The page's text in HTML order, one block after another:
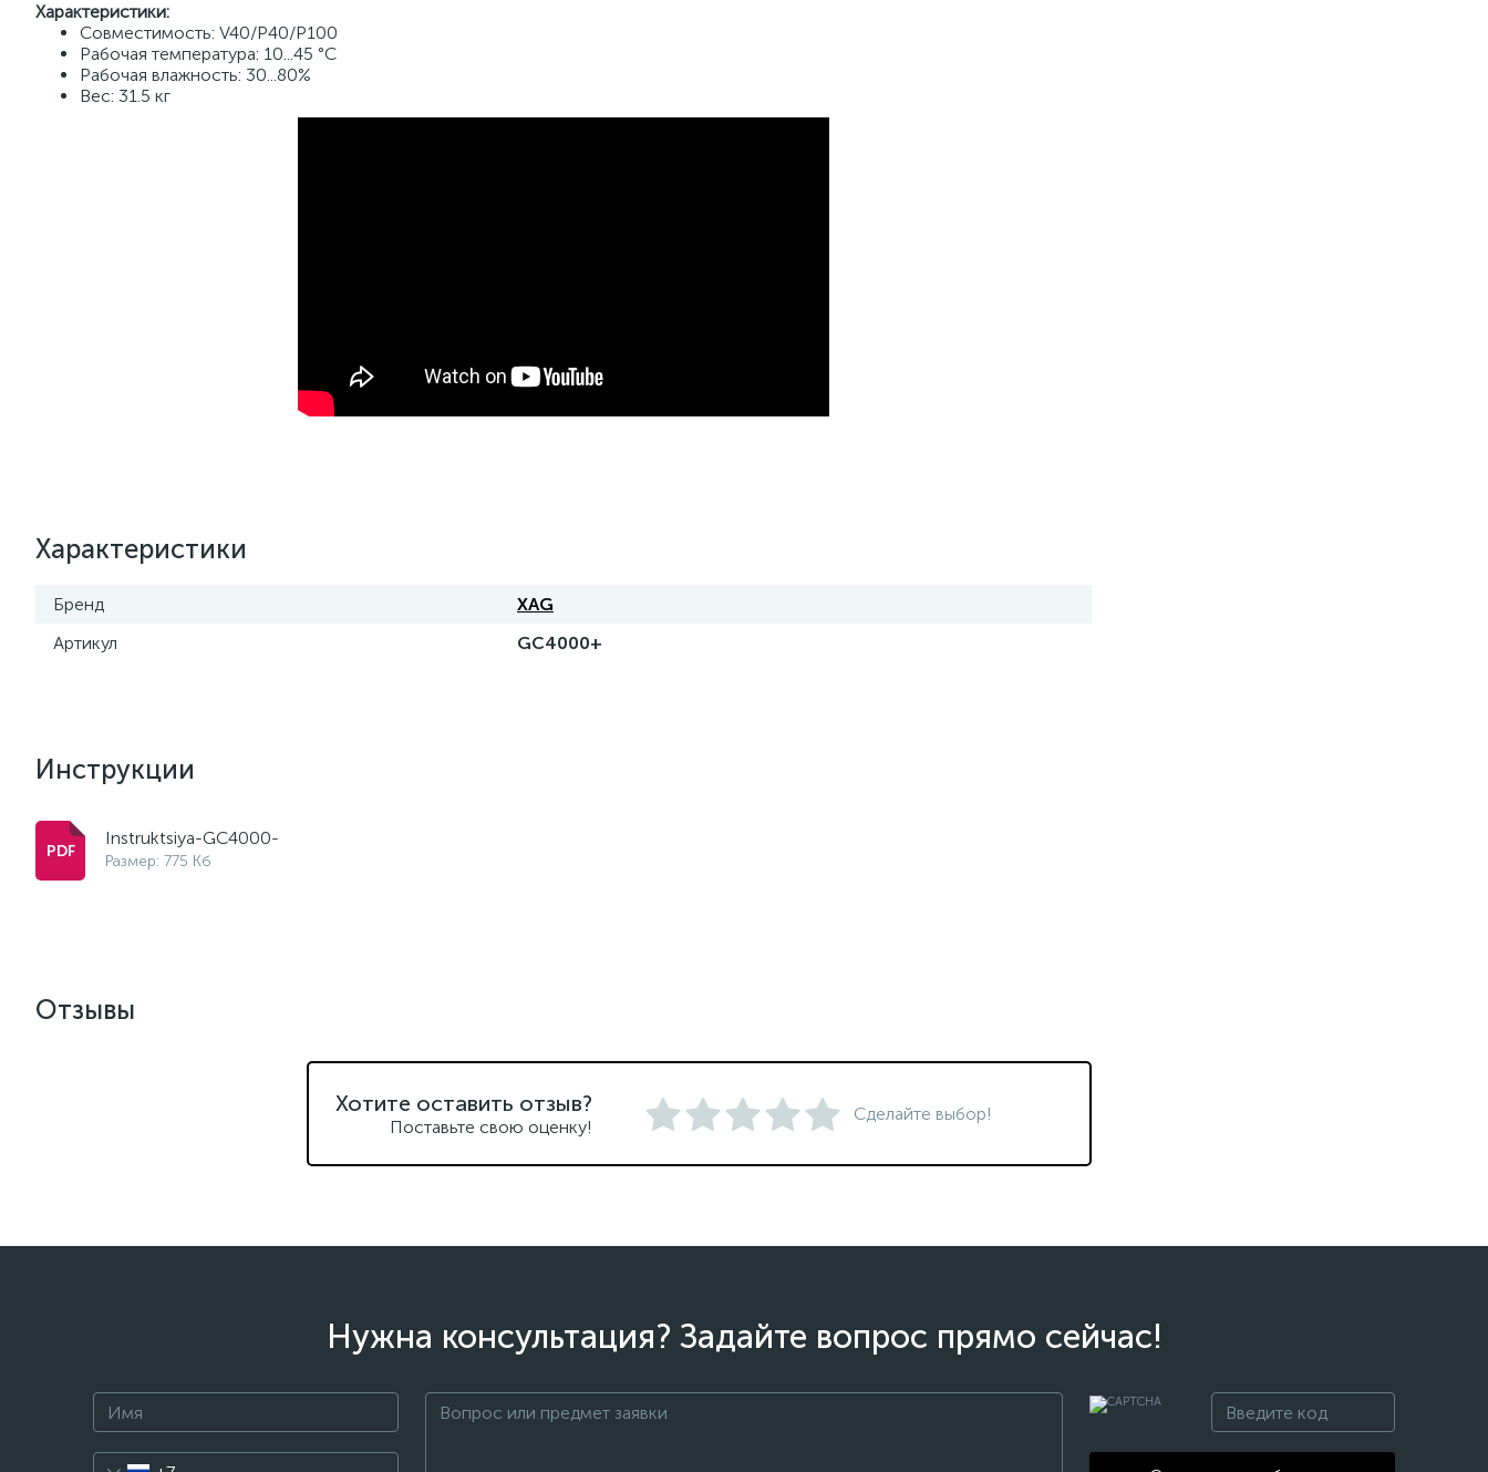
Характеристики:
Совместимость: V40/P40/P100
Рабочая температура: 10...45 °C
Рабочая влажность: 30...80%
Вес: 31.5 кг
Характеристики
Бренд
XAG
Артикул
GC4000+
Инструкции
Instruktsiya-GC4000-
Размер: 775 Кб
Отзывы
Хотите оставить отзыв?
Поставьте свою оценку!
Сделайте выбор!
Нужна консультация? Задайте вопрос прямо сейчас!